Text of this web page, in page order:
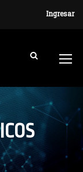
Ingresar